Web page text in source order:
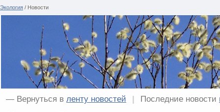
Экология / Новости
— Вернуться в ленту новостей | Последние новости